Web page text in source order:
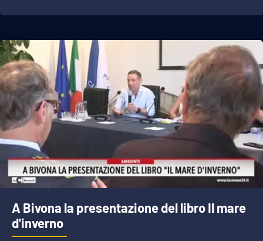
A Bivona la presentazione del libro Il mare
d'inverno